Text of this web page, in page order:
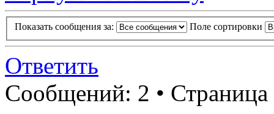
Показать сообщения за: Поле сортировки
Ответить
Сообщений: 2 • Страница